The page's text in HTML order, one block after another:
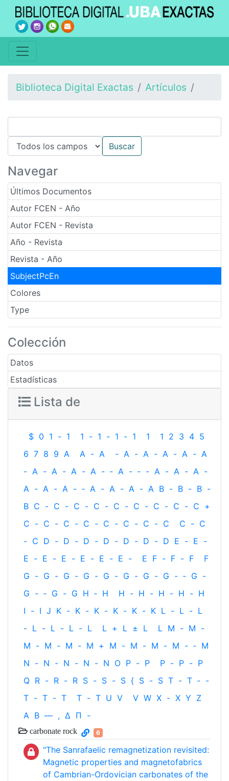
Biblioteca Digital Exactas Artículos
Navegar
Últimos Documentos
Autor FCEN - Año
Autor FCEN - Revista
Año - Revista
Revista - Año
SubjectPcEn
Colores
Type
Colección
Datos
Estadísticas
Lista de
$ 0 1 - 1 1 - 1 - 1 - 1 1 1 2 3 4 5
6 7 8 9 A A - A - A - A - A - A - A
- A - A - A - A - ‐ A - ‐ - A - A - A -
A - A - A - ‐ A - A - A - A B - B - B -
B C - C - C - C - C - C - C - C - C +
C - C - C - C - C - C - C - C C - C
- C D - D - D - D - D - D - D E - E -
E - E - E - E - E - E - E F - F - F
F
G - G - G - G - G - G - G - G - ‐ G -
G - ‐ G - G H ‐ H H - H - H - H - H
I - I J K - K - K - K - K - K L - L - L
- L - L - L - L L + L ± L L M - M -
M - M - M - M + M - M - M - M - ‐ M
N - N - N - N - N O P - P P - P - P
Q R - R - R S - S - S { S - S T - T ‐ -
T - T - T T - T U V V W X - X Y Z
Α Β — , Δ Π -
carbonate rock 6
"The Sanrafaelic remagnetization revisited:
Magnetic properties and magnetofabrics
of Cambrian-Ordovician carbonates of the